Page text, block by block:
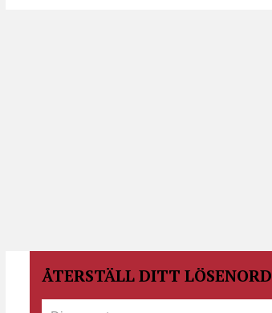
ÅTERSTÄLL DITT LÖSENORD